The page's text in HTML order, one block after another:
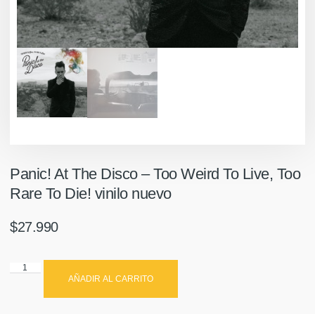
Panic! At The Disco ‎– Too Weird To Live, Too
Rare To Die! vinilo nuevo
$27.990
AÑADIR AL CARRITO